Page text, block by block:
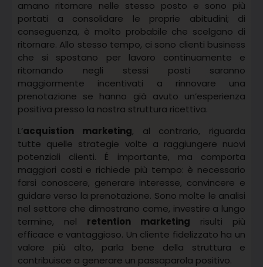
amano ritornare nelle stesso posto e sono più
portati a consolidare le proprie abitudini; di
conseguenza, è molto probabile che scelgano di
ritornare. Allo stesso tempo, ci sono clienti business
che si spostano per lavoro continuamente e
ritornando negli stessi posti saranno
maggiormente incentivati a rinnovare una
prenotazione se hanno già avuto un’esperienza
positiva presso la nostra struttura ricettiva.
L’acquistion marketing, al contrario, riguarda
tutte quelle strategie volte a raggiungere nuovi
potenziali clienti. É importante, ma comporta
maggiori costi e richiede più tempo: è necessario
farsi conoscere, generare interesse, convincere e
guidare verso la prenotazione. Sono molte le analisi
nel settore che dimostrano come, investire a lungo
termine, nel retention marketing risulti più
efficace e vantaggioso. Un cliente fidelizzato ha un
valore più alto, parla bene della struttura e
contribuisce a generare un passaparola positivo.